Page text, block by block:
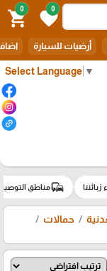
Select Language ▼
0
favorite
0
shopping_cart
أرضيات للسيارة
زبائننا commuteمناطق
حمالات